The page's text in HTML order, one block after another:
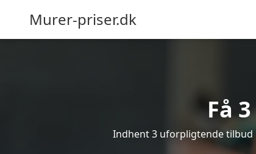
Murer-priser.dk
Få
Indhent 3 uforpligtende